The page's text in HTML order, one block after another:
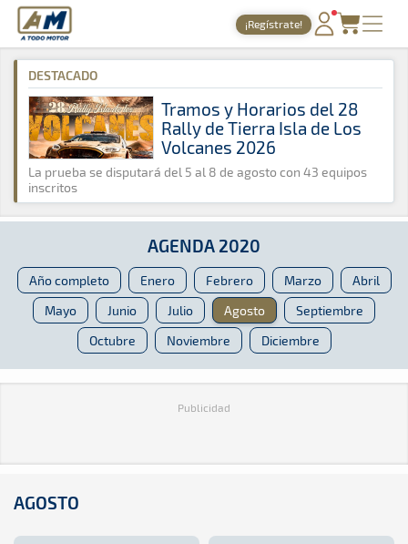
A Todo Motor · Revista del motor desde 1999
¡Regístrate!
PORTADA
TIEMPOS ONLINE
NOTICIAS
AGENDA
GALERÍAS
ARCHIVO
A Todo Motor » Agenda » 2020 » Agosto
DESTACADO
Tramos y Horarios del 28
Rally de Tierra Isla de Los
Volcanes 2026
La prueba se disputará del 5 al 8 de agosto con 43 equipos
inscritos
AGENDA 2020
Año completo Enero Febrero Marzo
Abril
Mayo
Junio Julio Agosto
Septiembre
Octubre
Noviembre Diciembre
Publicidad
AGOSTO